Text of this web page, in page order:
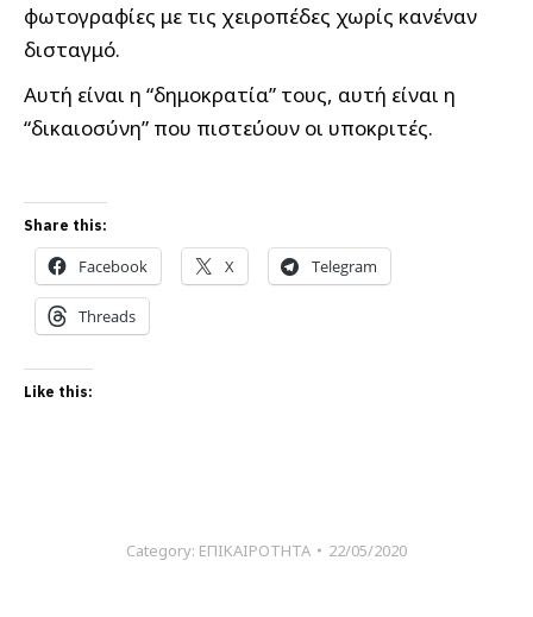
φωτογραφίες με τις χειροπέδες χωρίς κανέναν
δισταγμό.
Αυτή είναι η “δημοκρατία” τους, αυτή είναι η
“δικαιοσύνη” που πιστεύουν οι υποκριτές.
Share this:
Facebook X Telegram
Threads
Like this:
Category: ΕΠΙΚΑΙΡΟΤΗΤΑ 22/05/2020